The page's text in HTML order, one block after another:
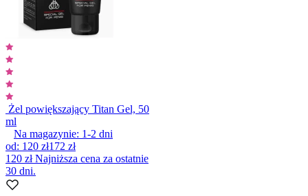
Żel powiększający Titan Gel, 50
ml
Na magazynie: 1-2 dni
od: 120 zł172 zł
120 złNajniższa cena za ostatnie
30 dni.